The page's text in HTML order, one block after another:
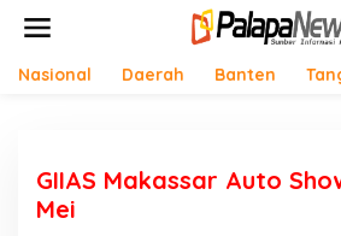
Nasional Daerah Banten
GIIAS Makassar Auto
Mei